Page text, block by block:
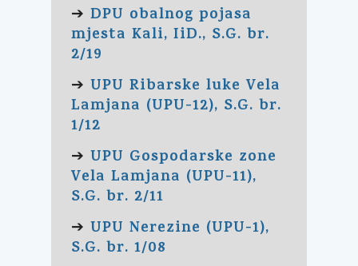
➔ DPU obalnog pojasa
mjesta Kali, IiD., S.G. br.
2/19
➔ UPU Ribarske luke Vela
Lamjana (UPU-12), S.G. br.
1/12
➔ UPU Gospodarske zone
Vela Lamjana (UPU-11),
S.G. br. 2/11
➔ UPU Nerezine (UPU-1),
S.G. br. 1/08